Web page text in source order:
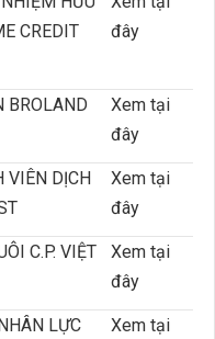
CREDIT
đây
BROLAND
Xem tại
đây
VIÊN DỊCH
Xem tại
đây
C.P. VIỆT
Xem tại
đây
LỰC
Xem tại